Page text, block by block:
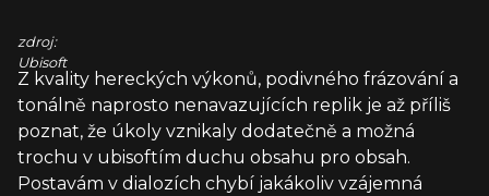
zdroj:
Ubisoft
Z kvality hereckých výkonů, podivného frázování a
tonálně naprosto nenavazujících replik je až příliš
poznat, že úkoly vznikaly dodatečně a možná
trochu v ubisoftím duchu obsahu pro obsah.
Postavám v dialozích chybí jakákoliv vzájemná